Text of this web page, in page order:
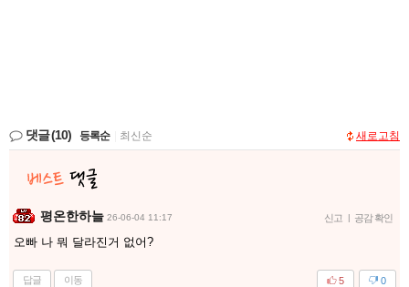
댓글(10) 등록순 최신순 새로고침
평온한하늘 26-06-04 11:17 신고 | 공감 확인
오빠 나 뭐 달라진거 없어?
답글 이동 0
5